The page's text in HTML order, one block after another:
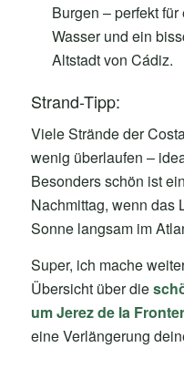
Burgen – perfekt
Wasser und ein
Altstadt von Cádiz.
Strand-Tipp:
Viele Strände der
wenig überlaufen –
Besonders schön ist
Nachmittag, wenn das
Sonne langsam im
Super, ich mache
Übersicht über die
um Jerez de la
eine Verlängerung